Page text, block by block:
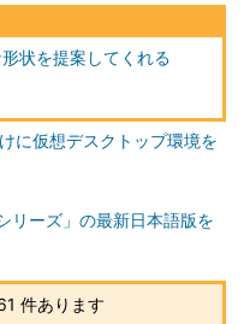
状を提案してくれる
に仮想デスクトップ環境を
リーズ」の最新日本語版を
件あります